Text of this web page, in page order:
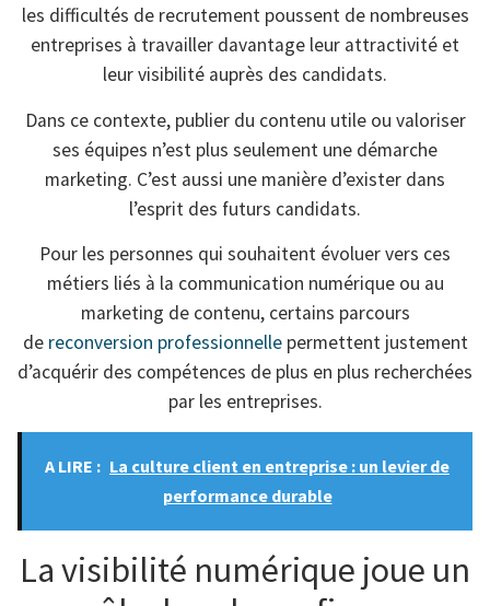
les difficultés de recrutement poussent de nombreuses
entreprises à travailler davantage leur attractivité et
leur visibilité auprès des candidats.
Dans ce contexte, publier du contenu utile ou valoriser
ses équipes n’est plus seulement une démarche
marketing. C’est aussi une manière d’exister dans
l’esprit des futurs candidats.
Pour les personnes qui souhaitent évoluer vers ces
métiers liés à la communication numérique ou au
marketing de contenu, certains parcours
de reconversion professionnellepermettent justement
d’acquérir des compétences de plus en plus recherchées
par les entreprises.
A LIRE : La culture client en entreprise : un levier de
performance durable
La visibilité numérique joue un